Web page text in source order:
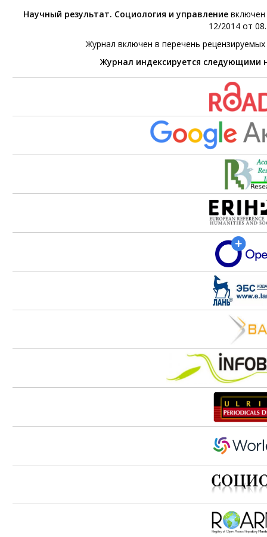
Научный результат. Социология и управление
12/2014 от
Журнал включен в перечень
Журнал индексируется